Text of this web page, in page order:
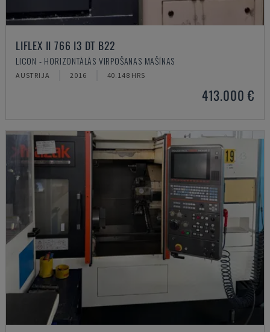
LIFLEX II 766 I3 DT B22
LICON - HORIZONTĀLĀS VIRPOŠANAS MAŠĪNAS
AUSTRIJA 2016 40.148 HRS
413.000 €